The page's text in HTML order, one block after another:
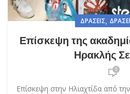
ΔΡΆΣΕΙΣ,
Επίσκεψη της
Ηρακλής
0
Επίσκεψη στην Ηλιαχτίδα από